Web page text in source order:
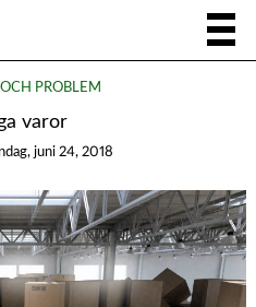
PROBLEM
varor
juni 24, 2018